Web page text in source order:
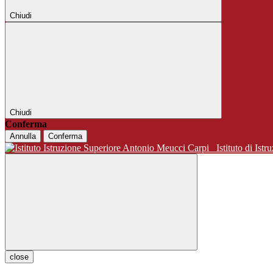
Chiudi
Chiudi
Conferma
Annulla Conferma
Istituto di
close